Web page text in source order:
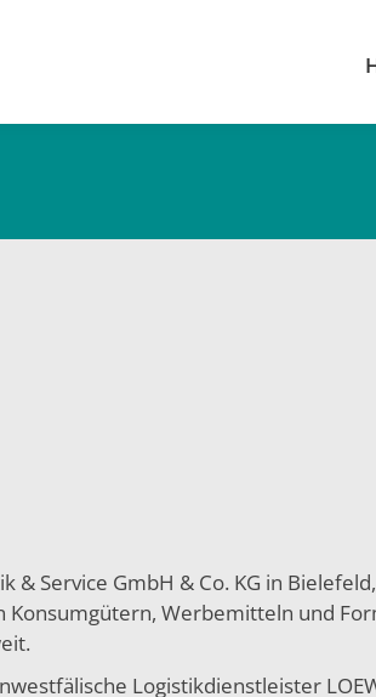
& Service GmbH & Co. KG in
Konsumgütern, Werbemitteln und
Logistikdienstleister